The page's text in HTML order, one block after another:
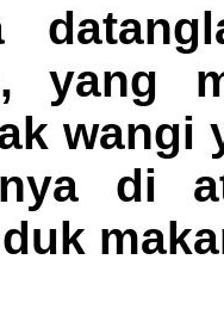
yang
wangi
di